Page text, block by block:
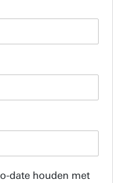
date houden met